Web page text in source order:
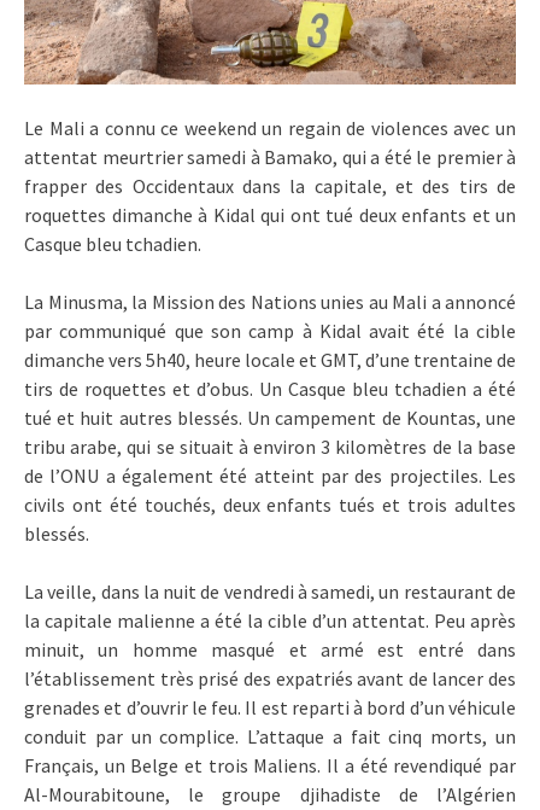
Le Mali a connu ce weekend un regain de violences avec un
attentat meurtrier samedi à Bamako, qui a été le premier à
frapper des Occidentaux dans la capitale, et des tirs de
roquettes dimanche à Kidal qui ont tué deux enfants et un
Casque bleu tchadien.
La Minusma, la Mission des Nations unies au Mali a annoncé
par communiqué que son camp à Kidal avait été la cible
dimanche vers 5h40, heure locale et GMT, d’une trentaine de
tirs de roquettes et d’obus. Un Casque bleu tchadien a été
tué et huit autres blessés. Un campement de Kountas, une
tribu arabe, qui se situait à environ 3 kilomètres de la base
de l’ONU a également été atteint par des projectiles. Les
civils ont été touchés, deux enfants tués et trois adultes
blessés.
La veille, dans la nuit de vendredi à samedi, un restaurant de
la capitale malienne a été la cible d’un attentat. Peu après
minuit, un homme masqué et armé est entré dans
l’établissement très prisé des expatriés avant de lancer des
grenades et d’ouvrir le feu. Il est reparti à bord d’un véhicule
conduit par un complice. L’attaque a fait cinq morts, un
Français, un Belge et trois Maliens. Il a été revendiqué par
Al-Mourabitoune, le groupe djihadiste de l’Algérien